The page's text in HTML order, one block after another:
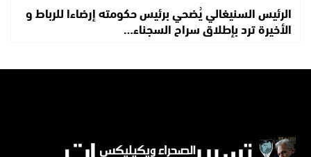
الرئيس السنيغالي يُضحي برئيس حكومته إرضاءا للرباط و
الأخيرة ترد بإطلاق سراح السجناء…